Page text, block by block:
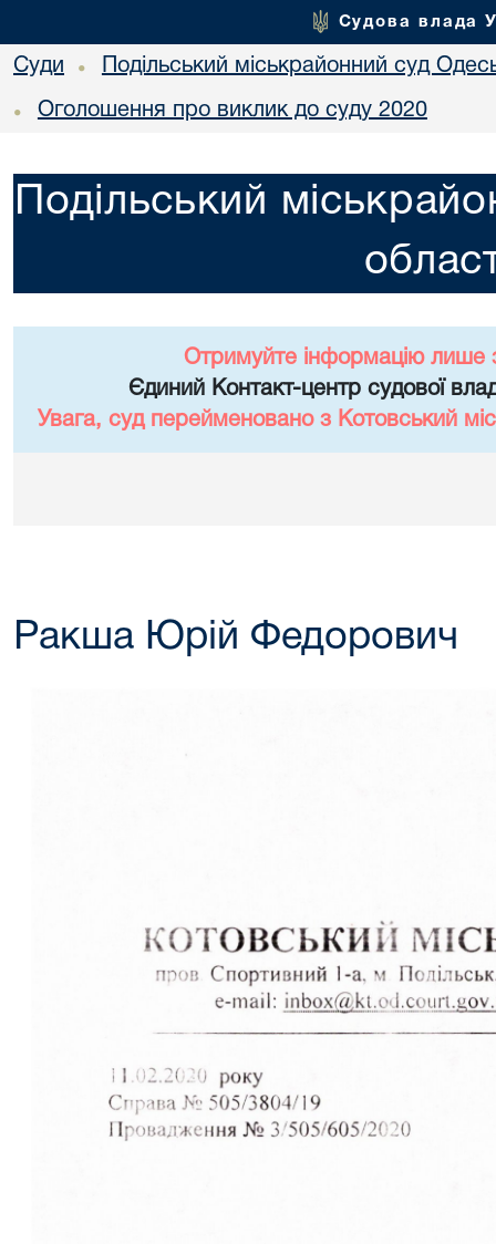
Судова влада
Суди • Подільський міськрайонний суд
• Оголошення про виклик до суду 2020
Подільський
Отримуйте інформацію лише
Єдиний Контакт-центр судової
Увага, суд перейменовано з Котовський
Ракша Юрій Федорович